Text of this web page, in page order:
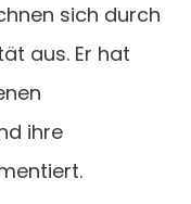
sich durch
aus. Er hat
ihre